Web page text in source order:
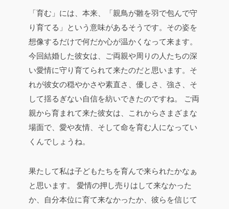
「育む」には、本来、「親鳥が雛を羽で包んで守
り育てる」という意味があるそうです。その姿を
想像するだけで何だか心が温かくなって来ます。
今回結婚した彼女は、ご両親や周りの人たちの深
い愛情に守り育てられて来たのだと思います。そ
れが彼女の穏やかさや素直さ、優しさ、強さ、そ
して揺るぎない自信を紡いできたのですね。
ご両
親から育まれて来た彼女は、これからさまざまな
場面で、愛や友情、そして命を育む人になってい
くんでしょうね。
果たして私は子どもたちを育んで来られたかなぁ
と思います。
愛情の押し売りはして来なかった
か、自分本位に育て来なかったか、彼らを信じて